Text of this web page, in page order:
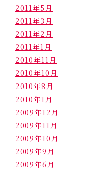
2011年5月
2011年3月
2011年2月
2011年1月
2010年11月
2010年10月
2010年8月
2010年1月
2009年12月
2009年11月
2009年10月
2009年9月
2009年6月